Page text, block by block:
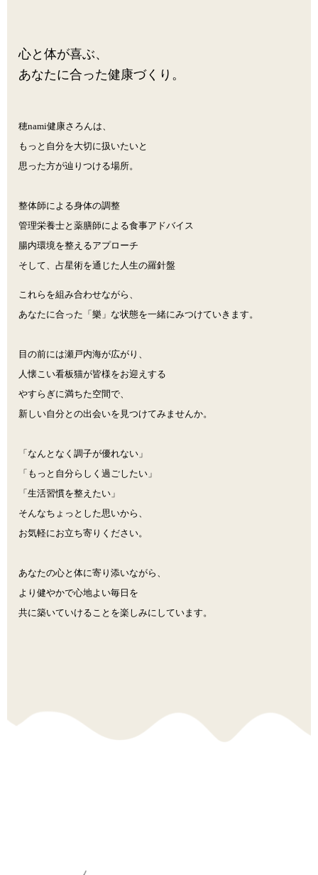
心と体が喜ぶ、
あなたに合った健康づくり。
穂nami健康さろんは、
もっと自分を大切に扱いたいと
思った方が辿りつける場所。
整体師による身体の調整
管理栄養士と薬膳師による食事アドバイス
腸内環境を整えるアプローチ
そして、占星術を通じた人生の羅針盤
これらを組み合わせながら、
あなたに合った「樂」な状態を一緒にみつけていきます。
目の前には瀬戸内海が広がり、
人懐こい看板猫が皆様をお迎えする
やすらぎに満ちた空間で、
新しい自分との出会いを見つけてみませんか。
「なんとなく調子が優れない」
「もっと自分らしく過ごしたい」
「生活習慣を整えたい」
そんなちょっとした思いから、
お気軽にお立ち寄りください。
あなたの心と体に寄り添いながら、
より健やかで心地よい毎日を
共に築いていけることを楽しみにしています。